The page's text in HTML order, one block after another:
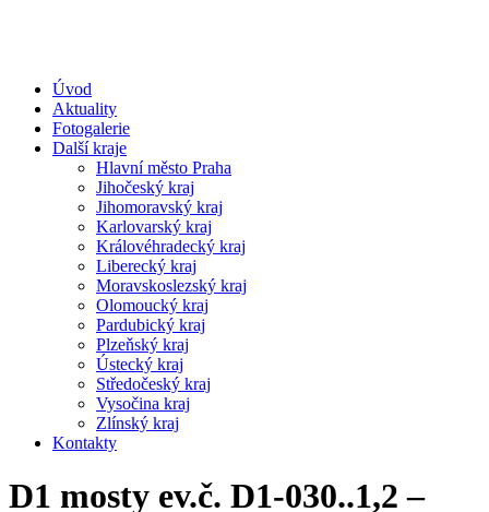
Úvod
Aktuality
Fotogalerie
Další kraje
Hlavní město Praha
Jihočeský kraj
Jihomoravský kraj
Karlovarský kraj
Královéhradecký kraj
Liberecký kraj
Moravskoslezský kraj
Olomoucký kraj
Pardubický kraj
Plzeňský kraj
Ústecký kraj
Středočeský kraj
Vysočina kraj
Zlínský kraj
Kontakty
D1 mosty ev.č. D1-030..1,2 –